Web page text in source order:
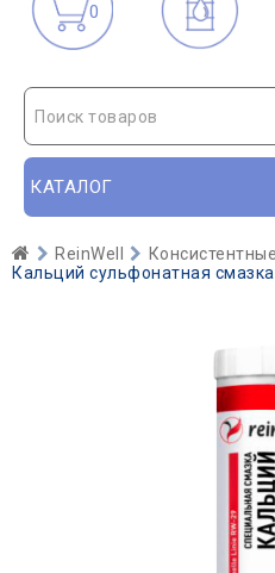
0
Поиск товаров
КАТАЛОГ
ReinWell
Кальций сульфонатная смазка